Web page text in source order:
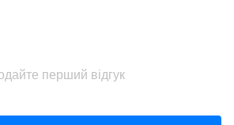
перший відгук